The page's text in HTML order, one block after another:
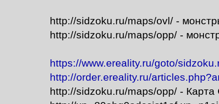
http://sidzoku.ru/maps/ovl/ -
http://sidzoku.ru/maps/opp/ -
https://www.ereality.ru/goto/
http://order.ereality.ru/
http://sidzoku.ru/maps/opp/ -